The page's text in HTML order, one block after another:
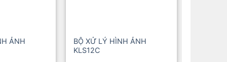
ẢNH
BỘ XỬ LÝ HÌNH ẢNH
KLS12C